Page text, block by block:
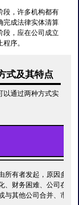
段，许多机构都有
完成法律实体清算
段，应在公司成立
序。
式及其特点
以通过两种方式实
有者发起，原因多种
财务困难、公司在当
其他公司合并、市场